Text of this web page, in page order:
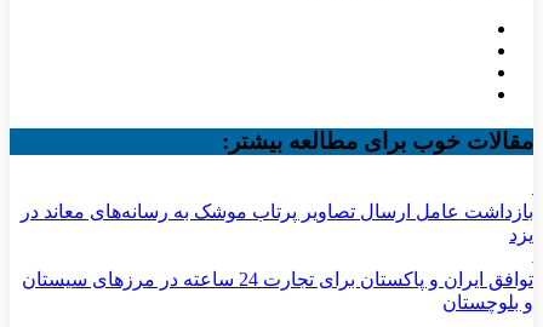
مقالات خوب برای مطالعه بیشتر:
بازداشت عامل ارسال تصاویر پرتاب موشک به رسانه‌های معاند در
یزد
توافق ایران و پاکستان برای تجارت 24 ساعته در مرزهای سیستان
و بلوچستان